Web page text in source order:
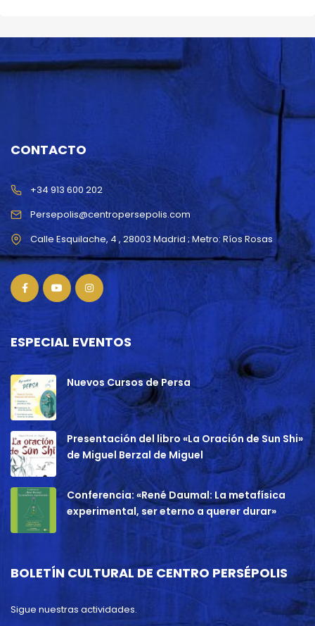
CONTACTO
Persepolis@centropersepolis.com
+34 913 600 202
ESPECIAL EVENTOS
Nuevos Cursos de Persa
Presentación del libro «La Oración de Sun Shi»
de Miguel Berzal de Miguel
Conferencia: «René Daumal: La metafísica
experimental, ser eterno a querer durar»
BOLETÍN CULTURAL DE CENTRO PERSÉPOLIS
Sigue nuestras actividades.